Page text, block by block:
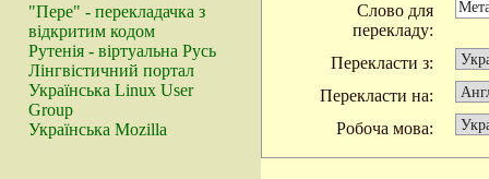
"Пере" - перекладачка з
відкритим кодом
Рутенія - віртуальна Русь
Лінгвістичний портал
Українська Linux User
Group
Українська Mozilla
Слово для
перекладу:
Перекласти з:
Перекласти на:
Робоча мова: